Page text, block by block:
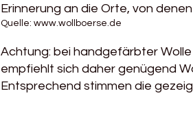
Erinnerung an die Orte, von
Quelle: www.wollboerse.de
Achtung: bei handgefärbter
empfiehlt sich daher genügend
Entsprechend stimmen die